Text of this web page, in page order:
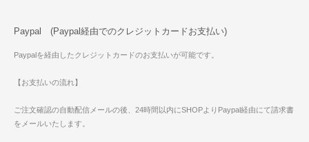
Paypal (Paypal経由でのクレジットカードお支払い)
Paypalを経由したクレジットカードのお支払いが可能です。
【お支払いの流れ】
ご注文確認の自動配信メールの後、24時間以内にSHOPよりPaypal経由にて請求書
をメールいたします。